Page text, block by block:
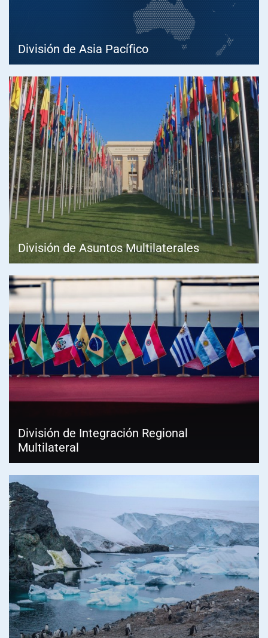
División de Asia Pacífico
División de Asuntos Multilaterales
División de Integración Regional
Multilateral